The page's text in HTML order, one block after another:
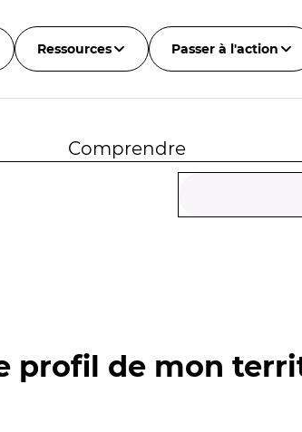
Ressources Passer à l'action
Comprendre
profil de mon